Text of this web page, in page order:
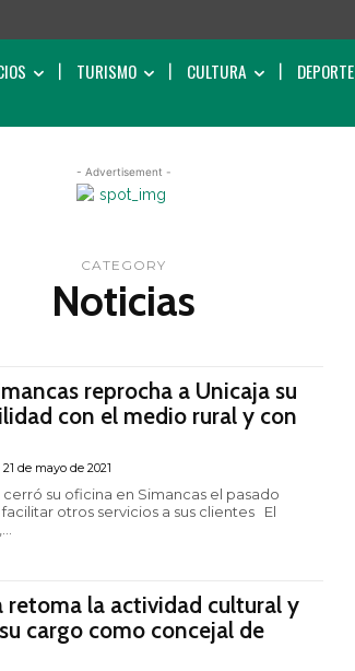
TURISMO CULTURA DEPORTE
- Advertisement -
CATEGORY
Noticias
reprocha a Unicaja su
con el medio rural y con
21 de mayo de 2021
su oficina en Simancas el pasado
otros servicios a sus clientes El
retoma la actividad cultural y
cargo como concejal de